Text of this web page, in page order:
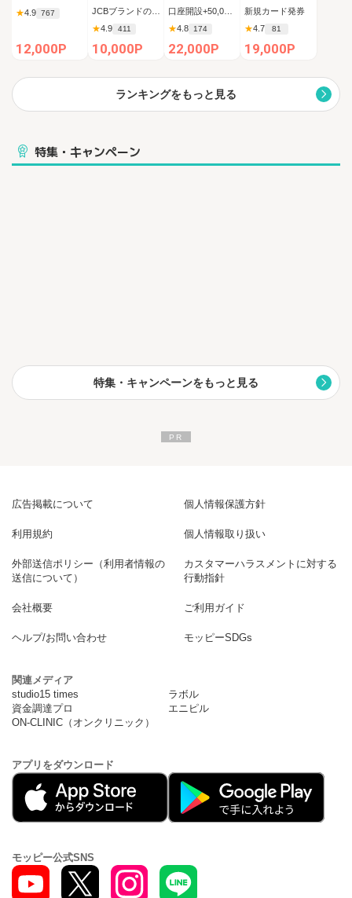
★4.9 767
12,000P
カード【JCBキ
ャンペーン実施
中】
★4.9 411
10,000P
以上入金）
★4.8 174
22,000P
ローン
新規カード発券
★4.7 81
19,000P
ランキングをもっと見る
特集・キャンペーン
特集・キャンペーンをもっと見る
広告掲載について 個人情報保護方針
利用規約 個人情報取り扱い
外部送信ポリシー（利用者情報の
送信について）
カスタマーハラスメントに対する
行動指針
会社概要 ご利用ガイド
ヘルプ/お問い合わせ モッピーSDGs
関連メディア
studio15 times
ラボル
資金調達プロ
エニピル
ON-CLINIC（オンクリニック）
アプリをダウンロード
モッピー公式SNS